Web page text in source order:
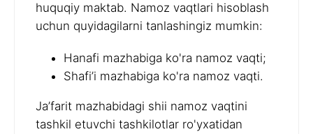
huquqiy maktab. Namoz vaqtlari hisoblash
uchun quyidagilarni tanlashingiz mumkin:
Hanafi mazhabiga ko'ra namoz vaqti;
Shafi’i mazhabiga ko'ra namoz vaqti.
Ja’farit mazhabidagi shii namoz vaqtini
tashkil etuvchi tashkilotlar ro'yxatidan